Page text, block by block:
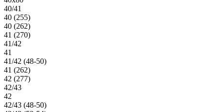
40/41
40 (255)
40 (262)
41 (270)
41/42
41
41/42 (48-50)
41 (262)
42 (277)
42/43
42
42/43 (48-50)